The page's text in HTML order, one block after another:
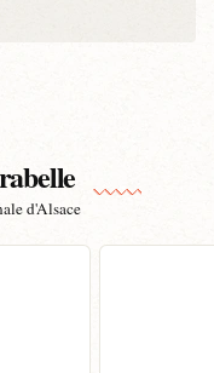
d'Alsace